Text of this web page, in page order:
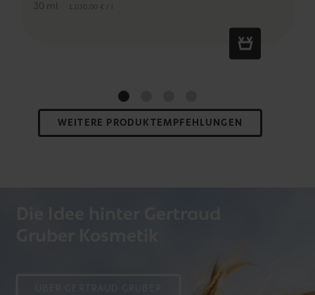
30 ml 1.030,00 € / l
WEITERE PRODUKTEMPFEHLUNGEN